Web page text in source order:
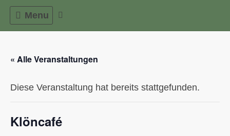
Skip
Menu
« Alle Veranstaltungen
Diese Veranstaltung hat bereits stattgefunden.
Klöncafé